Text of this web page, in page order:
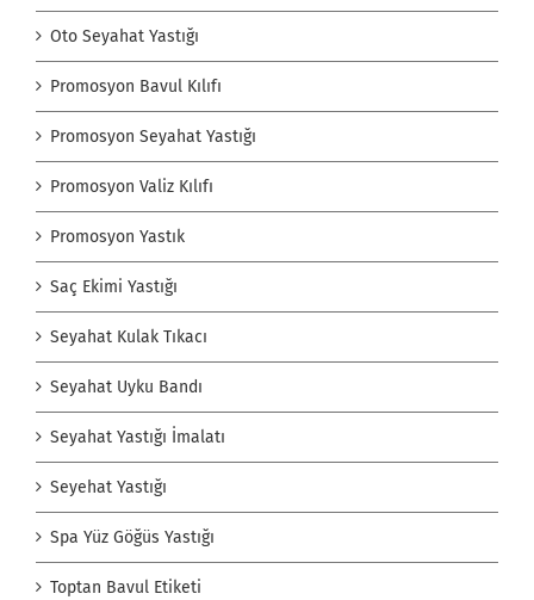
Oto Seyahat Yastığı
Promosyon Bavul Kılıfı
Promosyon Seyahat Yastığı
Promosyon Valiz Kılıfı
Promosyon Yastık
Saç Ekimi Yastığı
Seyahat Kulak Tıkacı
Seyahat Uyku Bandı
Seyahat Yastığı İmalatı
Seyehat Yastığı
Spa Yüz Göğüs Yastığı
Toptan Bavul Etiketi